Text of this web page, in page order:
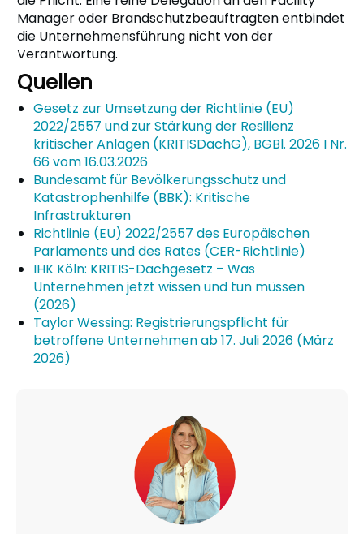
Manager oder Brandschutzbeauftragten entbindet
die Unternehmensführung nicht von der
Verantwortung.
Quellen
Gesetz zur Umsetzung der Richtlinie (EU)
2022/2557 und zur Stärkung der Resilienz
kritischer Anlagen (KRITISDachG), BGBl. 2026 I Nr.
66 vom 16.03.2026
Bundesamt für Bevölkerungsschutz und
Katastrophenhilfe (BBK): Kritische
Infrastrukturen
Richtlinie (EU) 2022/2557 des Europäischen
Parlaments und des Rates (CER-Richtlinie)
IHK Köln: KRITIS-Dachgesetz – Was
Unternehmen jetzt wissen und tun müssen
(2026)
Taylor Wessing: Registrierungspflicht für
betroffene Unternehmen ab 17. Juli 2026 (März
2026)